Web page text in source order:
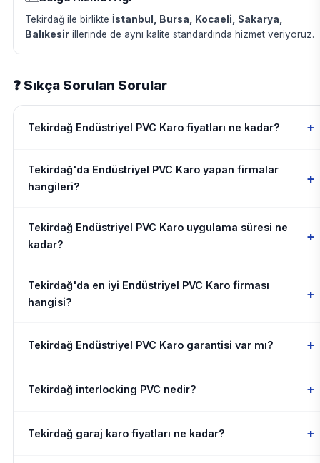
Tekirdağ ile birlikte İstanbul, Bursa, Kocaeli, Sakarya,
Balıkesirillerinde de aynı kalite standardında hizmet veriyoruz.
❓ Sıkça Sorulan Sorular
Tekirdağ Endüstriyel PVC Karo fiyatları ne kadar? +
Tekirdağ'da Endüstriyel PVC Karo yapan firmalar
hangileri?
+
Tekirdağ Endüstriyel PVC Karo uygulama süresi ne
kadar?
+
Tekirdağ'da en iyi Endüstriyel PVC Karo firması
hangisi?
+
Tekirdağ Endüstriyel PVC Karo garantisi var mı? +
Tekirdağ interlocking PVC nedir? +
Tekirdağ garaj karo fiyatları ne kadar? +